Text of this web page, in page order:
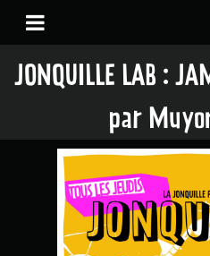
JONQUILLE LAB :
par